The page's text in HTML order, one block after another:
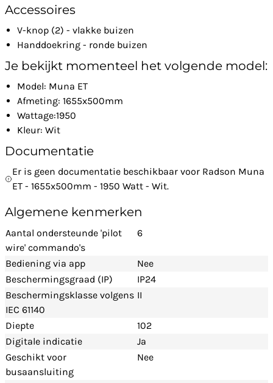
Accessoires
V-knop (2) - vlakke buizen
Handdoekring - ronde buizen
Je bekijkt momenteel het volgende model:
Model: Muna ET
Afmeting: 1655x500mm
Wattage:1950
Kleur: Wit
Documentatie
Er is geen documentatie beschikbaar voor Radson Muna
ET - 1655x500mm - 1950 Watt - Wit.
Algemene kenmerken
Aantal ondersteunde 'pilot
wire' commando's
6
Bediening via app
Nee
Beschermingsgraad (IP)
IP24
Beschermingsklasse volgens
IEC 61140
II
Diepte
102
Digitale indicatie
Ja
Geschikt voor
busaansluiting
Nee